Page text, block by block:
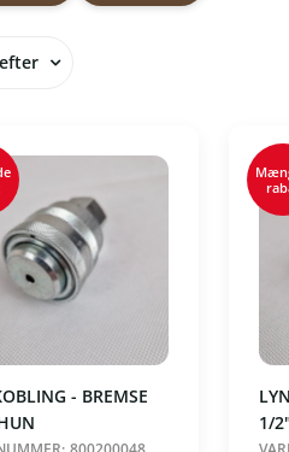
1/2" (2)
stigende
Pris faldende
- BREMSE
1/